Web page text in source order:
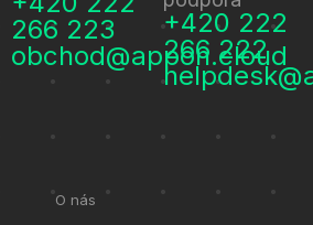
266 223
obchod@appon.cloud
+420 222
266 222
O nás